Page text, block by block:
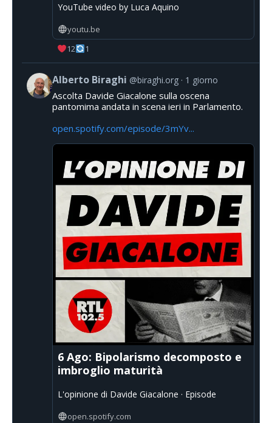
YouTube video by Luca Aquino
youtu.be
12
1
Alberto Biraghi @biraghi.org 1 giorno
Ascolta Davide Giacalone sulla oscena
pantomima andata in scena ieri in Parlamento.
open.spotify.com/episode/3mYv...
6 Ago: Bipolarismo decomposto e
imbroglio maturità
L'opinione di Davide Giacalone · Episode
open.spotify.com